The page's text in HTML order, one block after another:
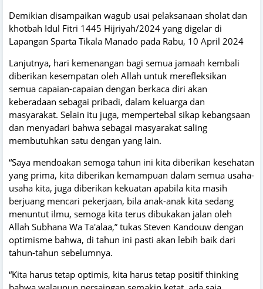
Demikian disampaikan wagub usai pelaksanaan sholat dan
khotbah Idul Fitri 1445 Hijriyah/2024 yang digelar di
Lapangan Sparta Tikala Manado pada Rabu, 10 April 2024
Lanjutnya, hari kemenangan bagi semua jamaah kembali
diberikan kesempatan oleh Allah untuk merefleksikan
semua capaian-capaian dengan berkaca diri akan
keberadaan sebagai pribadi, dalam keluarga dan
masyarakat. Selain itu juga, mempertebal sikap kebangsaan
dan menyadari bahwa sebagai masyarakat saling
membutuhkan satu dengan yang lain.
“Saya mendoakan semoga tahun ini kita diberikan kesehatan
yang prima, kita diberikan kemampuan dalam semua usaha-
usaha kita, juga diberikan kekuatan apabila kita masih
berjuang mencari pekerjaan, bila anak-anak kita sedang
menuntut ilmu, semoga kita terus dibukakan jalan oleh
Allah Subhana Wa Ta'alaa,” tukas Steven Kandouw dengan
optimisme bahwa, di tahun ini pasti akan lebih baik dari
tahun-tahun sebelumnya.
“Kita harus tetap optimis, kita harus tetap positif thinking